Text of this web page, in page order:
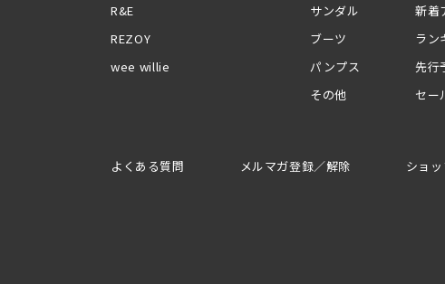
R&E
REZOY
wee willie
サンダル
ブーツ
パンプス
その他
新着
ラン
先行
セー
よくある質問 メルマガ登録／解除 ショ